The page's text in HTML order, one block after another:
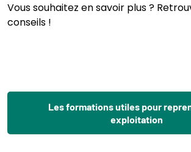
Vous souhaitez en savoir plus ?
conseils !
Les formations utiles pour
exploitation